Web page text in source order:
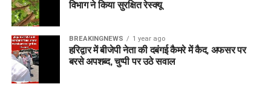
विभाग ने किया सुरक्षित रेस्क्यू
BREAKINGNEWS 1 year ago
हरिद्वार में बीजेपी नेता की दबंगई कैमरे में कैद, अफसर पर
बरसे अपशब्द, चुप्पी पर उठे सवाल